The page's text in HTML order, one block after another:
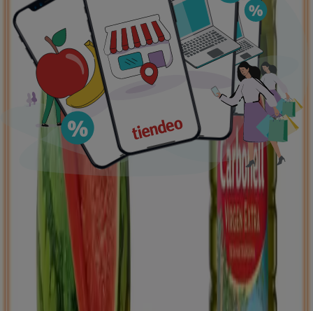
Ofertas destacadas
supermercadosjardín y bricolaje Freidora de airepatinete
eléctrico
viajesaceite de olivacomida
asiática
aguacates bomba de agua
Tiendeo en tu ciudad
Madrid Barcelona Valencia Sevilla
Zaragoza
Palma de Mallorca Alicante
Murcia
Las Palmas de Gran Canaria
Valladolid
Coruña
Vigo
Granada
Ver más ciudades
Descargar la APP